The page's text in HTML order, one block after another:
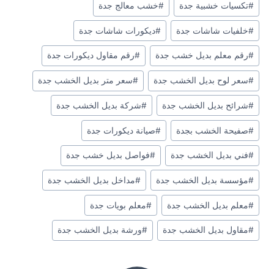
#تكسيات خشبية جدة #خشب معالج جدة
#خلفيات شاشات جدة #ديكورات شاشات جدة
#رقم معلم بديل خشب جدة #رقم مقاول ديكورات جدة
#سعر لوح بديل الخشب جدة #سعر متر بديل الخشب جدة
#شرائح بديل الخشب جدة #شركة بديل الخشب جدة
#صفيحة الخشب بجدة #صيانة ديكورات جدة
#فني بديل الخشب جدة #فواصل بديل خشب جدة
#مؤسسة بديل الخشب جدة #مداخل بديل الخشب جدة
#معلم بديل الخشب جدة #معلم بويات جدة
#مقاول بديل الخشب جدة #ورشة بديل الخشب جدة